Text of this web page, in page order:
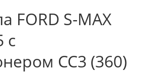
FORD S-MAX
с
CC3 (360)